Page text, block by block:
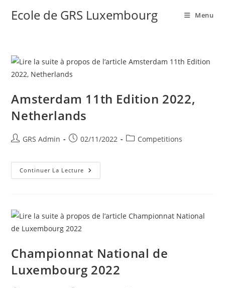
Ecole de GRS Luxembourg Menu
Amsterdam 11th Edition 2022,
Netherlands
GRS Admin 02/11/2022 Competitions
Continuer La Lecture
Championnat National de
Luxembourg 2022